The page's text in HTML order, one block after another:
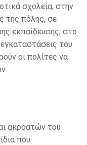
σχολεία, στην
της πόλης, σε
εκπαίδευσης, στο
του
οι πολίτες να
ακροατών του
που